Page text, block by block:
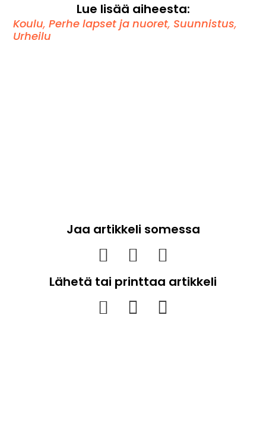
Lue lisää aiheesta:
Koulu,Perhe lapset ja nuoret, Suunnistus,
Urheilu
Jaa artikkeli somessa
Lähetä tai printtaa artikkeli